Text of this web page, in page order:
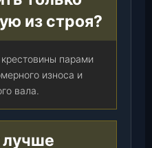
из строя?
парами
износа и
вала.
лучше